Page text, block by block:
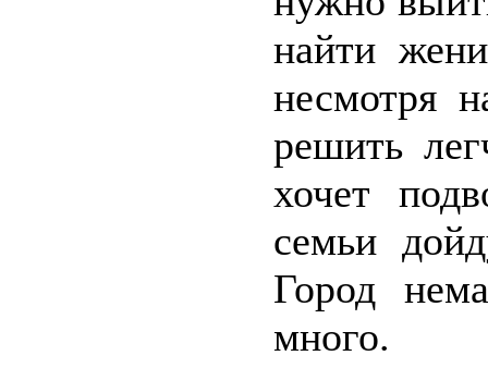
найти
несмотря
решить
хочет
семьи
Город
много.